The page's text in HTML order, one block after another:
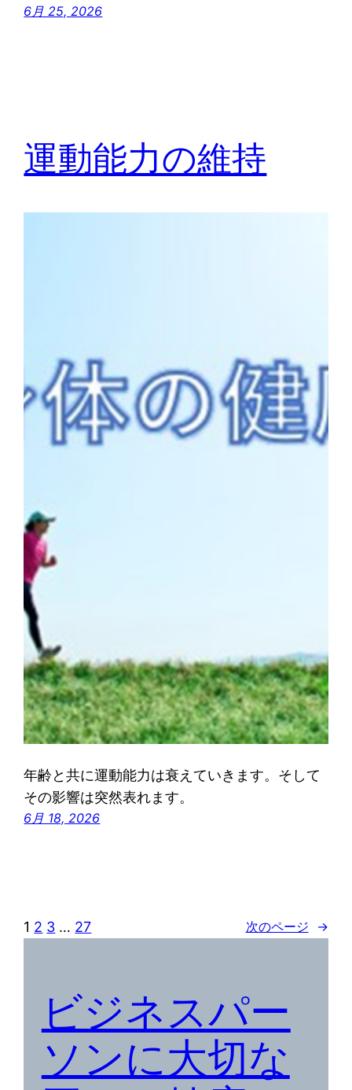
6月 25, 2026
運動能力の維持
年齢と共に運動能力は衰えていきます。そして
その影響は突然表れます。
6月 18, 2026
1 2 3 … 27 次のページ →
ビジネスパー
ソンに大切な